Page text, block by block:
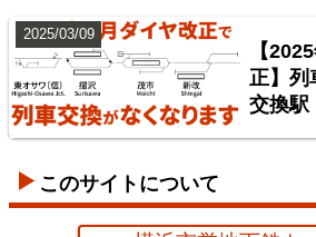
【
正】列
交換駅
2025/03/09
このサイトについて